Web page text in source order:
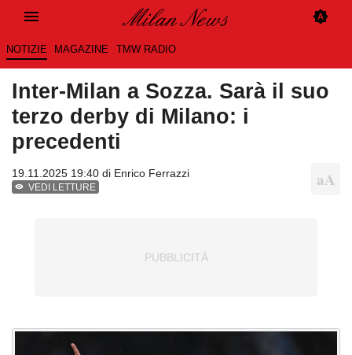
NOTIZIE MAGAZINE TMW RADIO
Inter-Milan a Sozza. Sarà il suo
terzo derby di Milano: i
precedenti
19.11.2025 19:40 di Enrico Ferrazzi
VEDI LETTURE